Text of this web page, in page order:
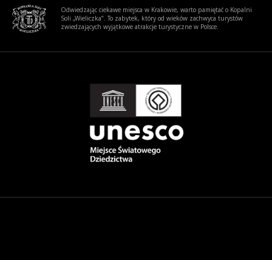
Odwiedzając ciekawe miejsca w Krakowie, warto pamiętać o Kopalni
Soli „Wieliczka”. To zabytek, który od wieków zachwyca turystów
zwiedzających wyjątkowe atrakcje turystyczne w Polsce.